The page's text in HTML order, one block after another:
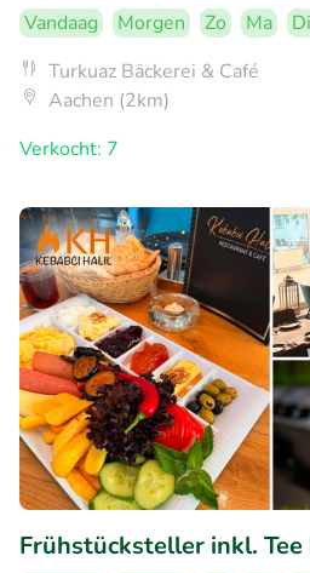
Vandaag Morgen Zo Ma Di
Turkuaz Bäckerei & Café
Aachen (2km)
Verkocht: 7
Frühstücksteller inkl. Tee